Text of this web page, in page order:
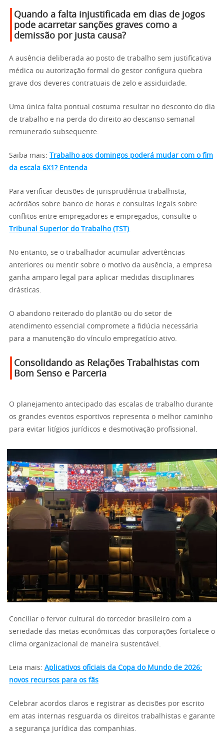
Quando a falta injustificada em dias de jogos
pode acarretar sanções graves como a
demissão por justa causa?
A ausência deliberada ao posto de trabalho sem justificativa
médica ou autorização formal do gestor configura quebra
grave dos deveres contratuais de zelo e assiduidade.
Uma única falta pontual costuma resultar no desconto do dia
de trabalho e na perda do direito ao descanso semanal
remunerado subsequente.
Saiba mais:
Trabalho aos domingos poderá mudar com o fim
da escala 6X1? Entenda
Para verificar decisões de jurisprudência trabalhista,
acórdãos sobre banco de horas e consultas legais sobre
conflitos entre empregadores e empregados, consulte o
Tribunal Superior do Trabalho (TST).
No entanto, se o trabalhador acumular advertências
anteriores ou mentir sobre o motivo da ausência, a empresa
ganha amparo legal para aplicar medidas disciplinares
drásticas.
O abandono reiterado do plantão ou do setor de
atendimento essencial compromete a fidúcia necessária
para a manutenção do vínculo empregatício ativo.
Consolidando as Relações Trabalhistas com
Bom Senso e Parceria
O planejamento antecipado das escalas de trabalho durante
os grandes eventos esportivos representa o melhor caminho
para evitar litígios jurídicos e desmotivação profissional.
Conciliar o fervor cultural do torcedor brasileiro com a
seriedade das metas econômicas das corporações fortalece o
clima organizacional de maneira sustentável.
Leia mais: Aplicativos oficiais da Copa do Mundo de 2026:
novos recursos para os fãs
Celebrar acordos claros e registrar as decisões por escrito
em atas internas resguarda os direitos trabalhistas e garante
a segurança jurídica das companhias.